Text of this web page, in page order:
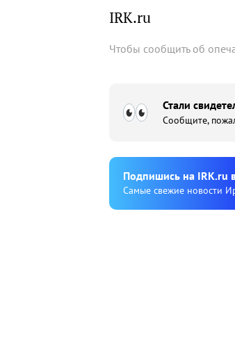
IRK.ru
Чтобы сообщить об
Стали
Сообщите,
Подпишиcь на IRK.ru
Cамые свежие новости